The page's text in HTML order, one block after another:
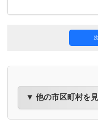
▼ 他の市区町村を